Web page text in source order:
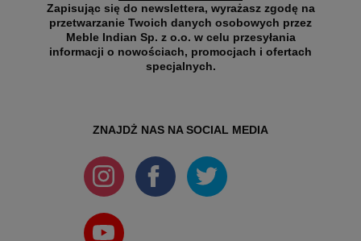
Zapisując się do newslettera, wyrażasz zgodę na
przetwarzanie Twoich danych osobowych przez
Meble Indian Sp. z o.o. w celu przesyłania
informacji o nowościach, promocjach i ofertach
specjalnych.
ZNAJDŻ NAS NA SOCIAL MEDIA